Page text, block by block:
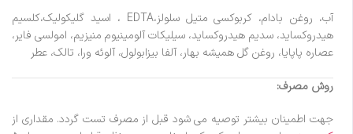
آب، روغن بادام، کربوکسی متیل سلولز،EDTA ، اسید گلیکولیک،کلسیم
هیدروکساید، سدیم هیدروکساید، سیلیکات آلومینیوم منیزیم، امولسی فایر،
عصاره پاپایا، روغن گل همیشه بهار، آلفا بیزابولول، آلوئه ورا، تالک، عطر
روش مصرف:
جهت اطمینان بیشتر توصیه می شود قبل از مصرف تست گردد. مقداری از